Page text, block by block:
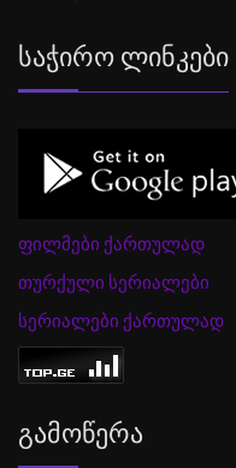
Საჭირო Ლინკები
ფილმები ქართულად
თურქული სერიალები
სერიალები ქართულად
Გამოწერა